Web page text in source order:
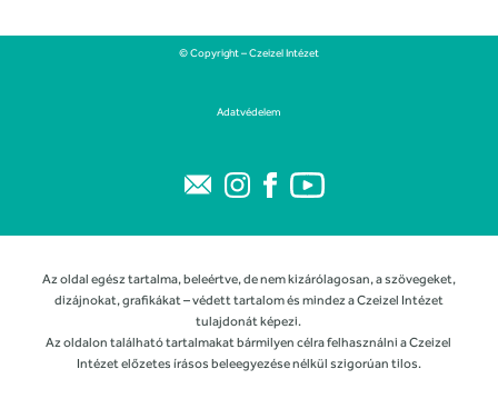
© Copyright – Czeizel Intézet
Adatvédelem
Az oldal egész tartalma, beleértve, de nem kizárólagosan, a szövegeket,
dizájnokat, grafikákat – védett tartalom és mindez a Czeizel Intézet
tulajdonát képezi.
Az oldalon található tartalmakat bármilyen célra felhasználni a Czeizel
Intézet előzetes írásos beleegyezése nélkül szigorúan tilos.